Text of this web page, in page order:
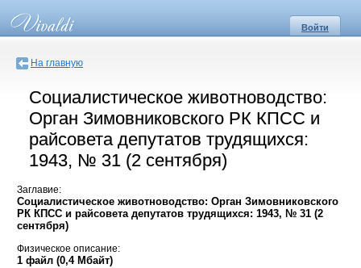
Войти
На главную
Социалистическое животноводство:
Орган Зимовниковского РК КПСС и
райсовета депутатов трудящихся:
1943, № 31 (2 сентября)
Заглавие:
Социалистическое животноводство: Орган Зимовниковского
РК КПСС и райсовета депутатов трудящихся: 1943, № 31 (2
сентября)
Физическое описание:
1 файл (0,4 Мбайт)